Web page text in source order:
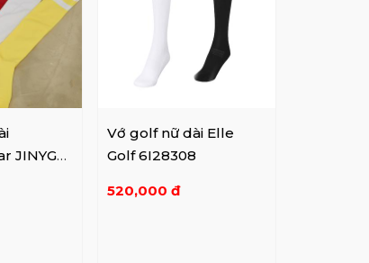
JINYGO
Vớ golf nữ dài Elle
Golf 6I28308
520,000 đ